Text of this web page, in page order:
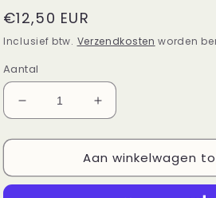
Normale
prijs
€12,50 EUR
Inclusief btw. Verzendkosten worden
Aantal
Aantal
verlagen
voor
mist
Aantal
verhogen
voor
Body
mist
Aan winkelwagen